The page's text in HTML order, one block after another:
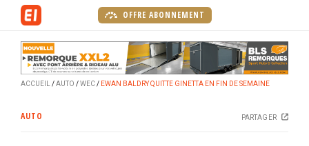
OFFRE ABONNEMENT
ACCUEIL AUTO WEC EWAN BALDRY QUITTE GINETTA EN FIN DE SEMAINE
AUTO PARTAGER